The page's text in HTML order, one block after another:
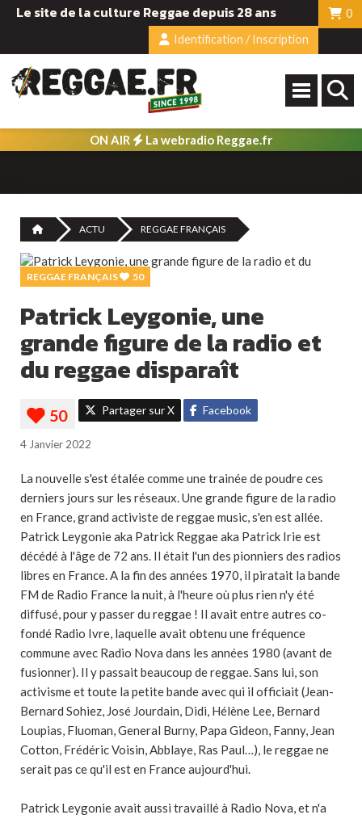
Le site de la culture Reggae depuis 28 ans
0
Identification / Inscription
ON AIR La webradio Reggae.fr
ACTU REGGAE FRANÇAIS
REGGAE FRANÇAIS 50
Patrick Leygonie, une
grande figure de la radio et
du reggae disparaît
Partager sur X Facebook
4 Janvier 2022
La nouvelle s'est étalée comme une trainée de poudre ces
derniers jours sur les réseaux. Une grande figure de la radio
en France, grand activiste de reggae music, s'en est allée.
Patrick Leygonie aka Patrick Reggae aka Patrick Irie est
décédé à l'âge de 72 ans. Il était l'un des pionniers des radios
libres en France. A la fin des années 1970, il piratait la bande
FM de Radio France la nuit, à l'heure où plus rien n'y été
diffusé, pour y passer du reggae ! Il avait entre autres co-
fondé Radio Ivre, laquelle avait obtenu une fréquence
commune avec Radio Nova dans les années 1980 (avant de
fusionner). Il y passait beaucoup de reggae. Sans lui, son
activisme et toute la petite bande avec qui il officiait (Jean-
Bernard Sohiez, José Jourdain, Didi, Hélène Lee, Bernard
Loupias, Fluoman, General Burny, Papa Gideon, Fanny, Jean
Cotton, Frédéric Voisin, Abblaye, Ras Paul…), le reggae ne
serait pas ce qu'il est en France aujourd'hui.
Patrick Leygonie avait aussi travaillé à Radio Nova, et n'a